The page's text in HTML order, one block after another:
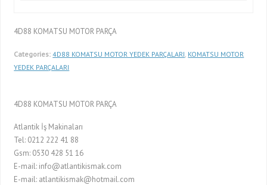
4D88 KOMATSU MOTOR PARÇA
Categories: 4D88 KOMATSU MOTOR YEDEK PARÇALARI KOMATSU MOTOR
YEDEK PARÇALARI
4D88 KOMATSU MOTOR PARÇA
Atlantik İş Makinaları
Tel: 0212 222 41 88
Gsm: 0530 428 51 16
E-mail: info@atlantikismak.com
E-mail: atlantikismak@hotmail.com